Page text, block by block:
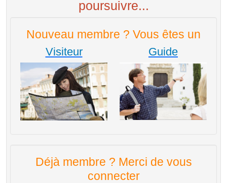
poursuivre...
Nouveau membre ? Vous êtes un
Visiteur Guide
Déjà membre ? Merci de vous
connecter